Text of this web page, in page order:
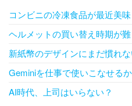
コンビニの冷凍食品が最近美
ヘルメットの買い替え時期が
新紙幣のデザインにまだ慣れ
Geminiを仕事で使いこなせる
AI時代、上司はいらない？